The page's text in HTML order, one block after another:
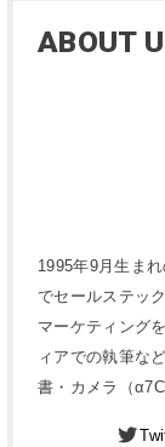
ABOUT
1995年9月生ま
でセールステッ
マーケティング
ィアでの執筆な
書・カメラ（